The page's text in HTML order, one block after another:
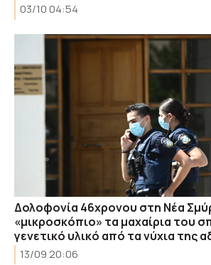
03/10 04:54
Δολοφονία 46χρονου στη Νέα
«μικροσκόπιο» τα μαχαίρια του
γενετικό υλικό από τα νύχια της
13/09 20:06